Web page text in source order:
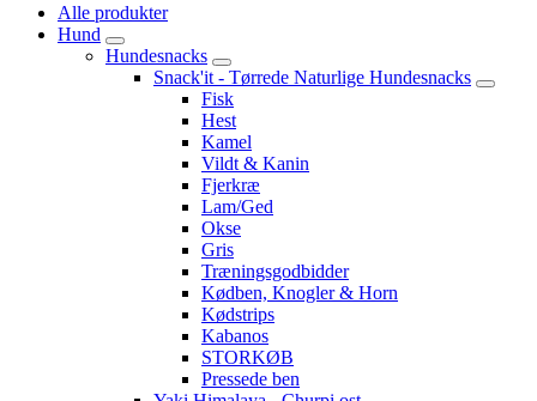
Alle produkter
Hund
Hundesnacks
Snack'it - Tørrede Naturlige Hundesnacks
Fisk
Hest
Kamel
Vildt & Kanin
Fjerkræ
Lam/Ged
Okse
Gris
Træningsgodbidder
Kødben, Knogler & Horn
Kødstrips
Kabanos
STORKØB
Pressede ben